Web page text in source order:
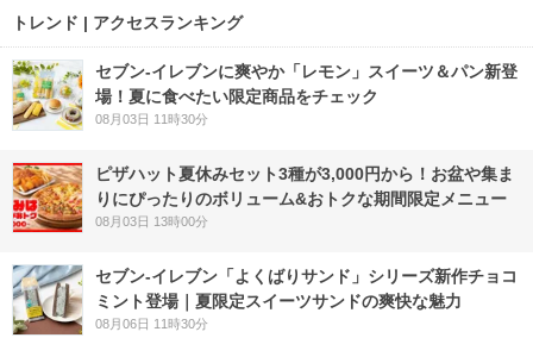
トレンド | アクセスランキング
セブン‐イレブンに爽やか「レモン」スイーツ＆パン新登
場！夏に食べたい限定商品をチェック
08月03日 11時30分
ピザハット夏休みセット3種が3,000円から！お盆や集ま
りにぴったりのボリューム&おトクな期間限定メニュー
08月03日 13時00分
セブン‐イレブン「よくばりサンド」シリーズ新作チョコ
ミント登場｜夏限定スイーツサンドの爽快な魅力
08月06日 11時30分